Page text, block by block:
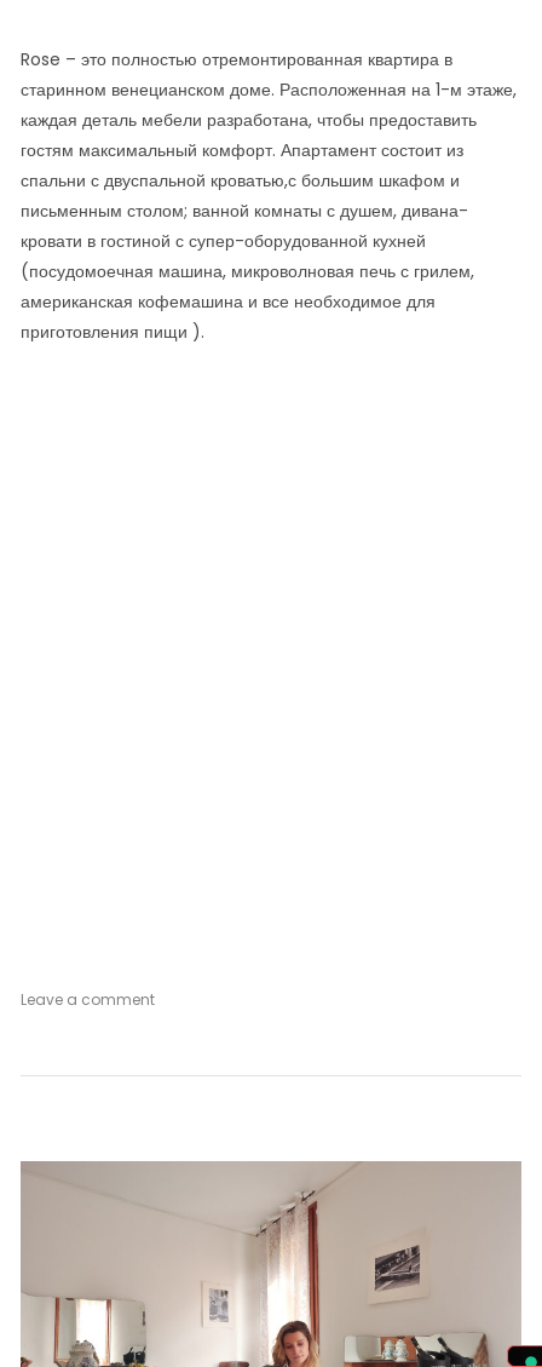
Rose – это полностью отремонтированная квартира в
старинном венецианском доме. Расположенная на 1-м этаже,
каждая деталь мебели разработана, чтобы предоставить
гостям максимальный комфорт. Апартамент состоит из
спальни с двуспальной кроватью,с большим шкафом и
письменным столом; ванной комнаты с душем, дивана-
кровати в гостиной с супер-оборудованной кухней
(посудомоечная машина, микроволновая печь с грилем,
американская кофемашина и все необходимое для
приготовления пищи ).
Leave a commenton